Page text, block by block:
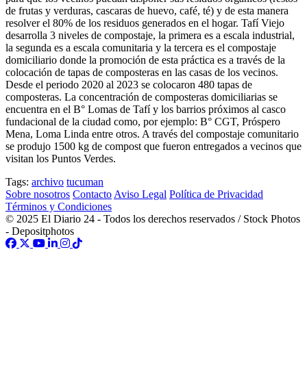
de frutas y verduras, cascaras de huevo, café, té) y de esta manera
resolver el 80% de los residuos generados en el hogar. Tafí Viejo
desarrolla 3 niveles de compostaje, la primera es a escala industrial,
la segunda es a escala comunitaria y la tercera es el compostaje
domiciliario donde la promoción de esta práctica es a través de la
colocación de tapas de composteras en las casas de los vecinos.
Desde el periodo 2020 al 2023 se colocaron 480 tapas de
composteras. La concentración de composteras domiciliarias se
encuentra en el B° Lomas de Tafí y los barrios próximos al casco
fundacional de la ciudad como, por ejemplo: B° CGT, Próspero
Mena, Loma Linda entre otros. A través del compostaje comunitario
se produjo 1500 kg de compost que fueron entregados a vecinos que
visitan los Puntos Verdes.
Tags: archivo tucuman
Sobre nosotros Contacto Aviso Legal Política de Privacidad
Términos y Condiciones
© 2025 El Diario 24 - Todos los derechos reservados / Stock Photos
- Depositphotos